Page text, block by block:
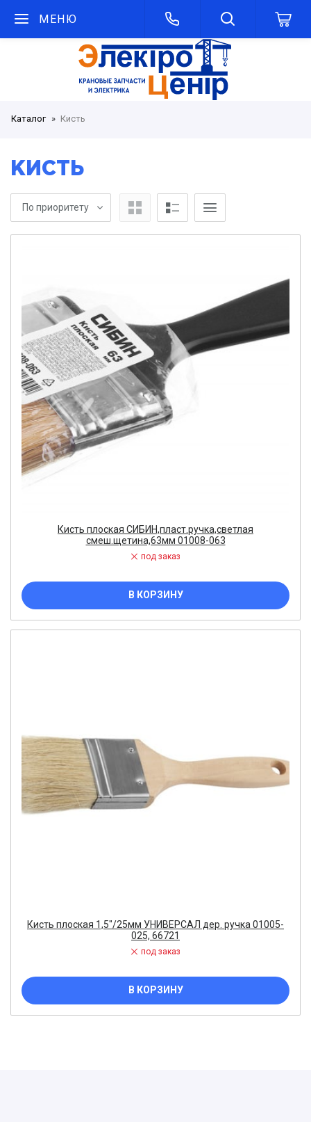
МЕНЮ
Каталог Кисть
КИСТЬ
По приоритету
Кисть плоская СИБИН,пласт.ручка,светлая
смеш.щетина,63мм 01008-063
под заказ
В КОРЗИНУ
Кисть плоская 1,5"/25мм УНИВЕРСАЛ дер. ручка 01005-
025, 66721
под заказ
В КОРЗИНУ